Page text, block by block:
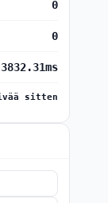
0
0
3832.31ms
sitten